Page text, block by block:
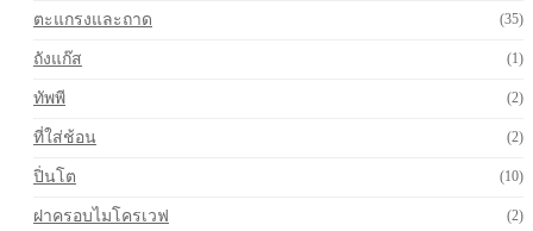
ตะแกรงและถาด (35)
ถังแก๊ส (1)
ทัพพี (2)
ที่ใส่ช้อน (2)
ปิ่นโต (10)
ฝาครอบไมโครเวฟ (2)